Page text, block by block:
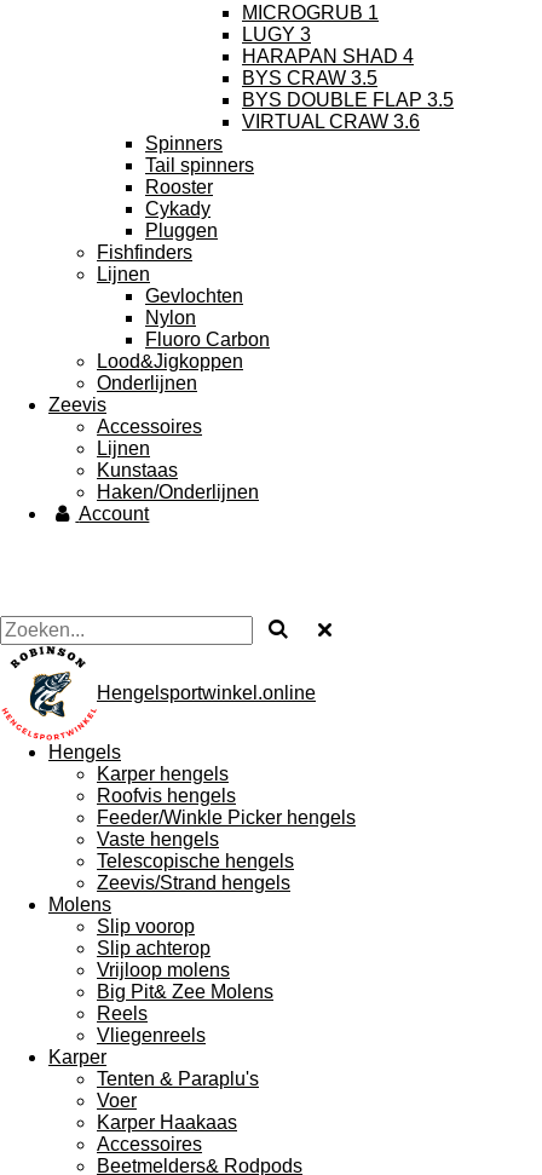
MICROGRUB 1
LUGY 3
HARAPAN SHAD 4
BYS CRAW 3.5
BYS DOUBLE FLAP 3.5
VIRTUAL CRAW 3.6
Spinners
Tail spinners
Rooster
Cykady
Pluggen
Fishfinders
Lijnen
Gevlochten
Nylon
Fluoro Carbon
Lood&Jigkoppen
Onderlijnen
Zeevis
Accessoires
Lijnen
Kunstaas
Haken/Onderlijnen
Account
Hengelsportwinkel.online
Hengels
Karper hengels
Roofvis hengels
Feeder/Winkle Picker hengels
Vaste hengels
Telescopische hengels
Zeevis/Strand hengels
Molens
Slip voorop
Slip achterop
Vrijloop molens
Big Pit& Zee Molens
Reels
Vliegenreels
Karper
Tenten & Paraplu's
Voer
Karper Haakaas
Accessoires
Beetmelders& Rodpods